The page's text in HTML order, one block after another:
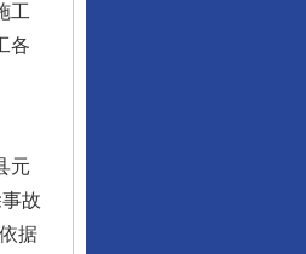
工
各
元
故
据